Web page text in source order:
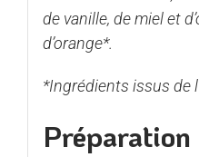
de vanille, de miel et
d’orange*.
*Ingrédients issus de
Préparation